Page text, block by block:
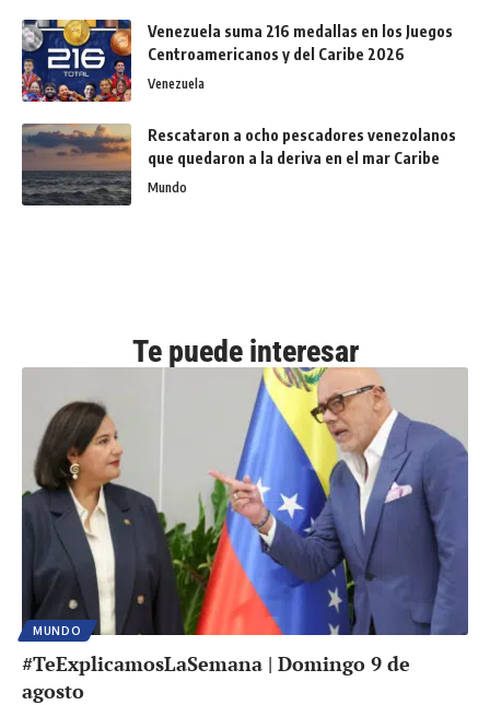
Venezuela suma 216 medallas en los Juegos
Centroamericanos y del Caribe 2026
Venezuela
Rescataron a ocho pescadores venezolanos
que quedaron a la deriva en el mar Caribe
Mundo
Te puede interesar
MUNDO
#TeExplicamosLaSemana | Domingo 9 de
agosto